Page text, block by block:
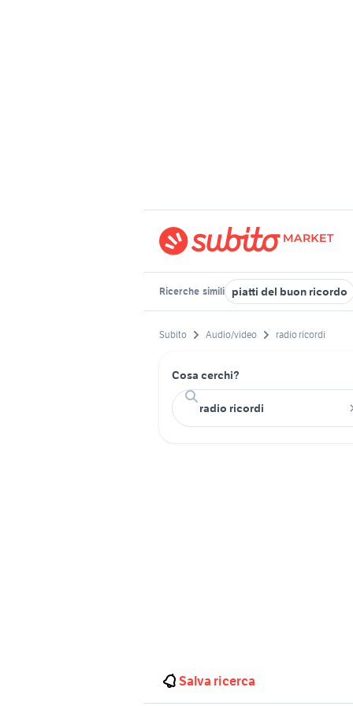
Ricerche simili piatti del buon ricordo
Subito Audio/video radio ricordi
Cosa cerchi?
Salva ricerca